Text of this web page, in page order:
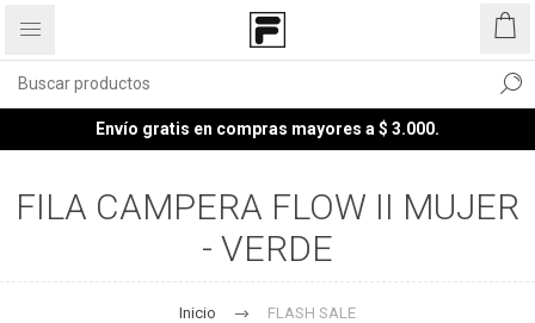
Envío gratis en compras mayores a $ 3.000.
FILA CAMPERA FLOW II MUJER
- VERDE
Inicio FLASH SALE